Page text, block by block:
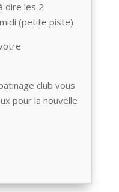
dire les 2
(petite piste)
club vous
pour la nouvelle